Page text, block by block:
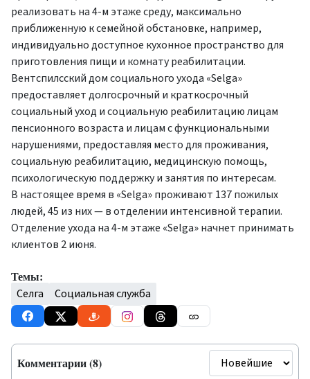
реализовать на 4-м этаже среду, максимально
приближенную к семейной обстановке, например,
индивидуально доступное кухонное пространство для
приготовления пищи и комнату реабилитации.
Вентспилсский дом социального ухода «Selga»
предоставляет долгосрочный и краткосрочный
социальный уход и социальную реабилитацию лицам
пенсионного возраста и лицам с функциональными
нарушениями, предоставляя место для проживания,
социальную реабилитацию, медицинскую помощь,
психологическую поддержку и занятия по интересам.
В настоящее время в «Selga» проживают 137 пожилых
людей, 45 из них — в отделении интенсивной терапии.
Отделение ухода на 4-м этаже «Selga» начнет принимать
клиентов 2 июня.
Темы:
Селга Социальная служба
Комментарии (8)